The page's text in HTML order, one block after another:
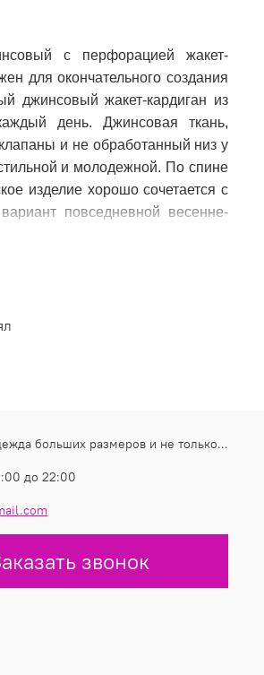
с перфорацией жакет-
для окончательного создания
джинсовый жакет-кардиган из
день. Джинсовая ткань,
и не обработанный низ у
и молодежной. По спине
изделие хорошо сочетается с
повседневной весенне-
жакет с перфорацией 10299 в
фото, состав, производитель.
больших размеров и не только...
до 22:00
звонок